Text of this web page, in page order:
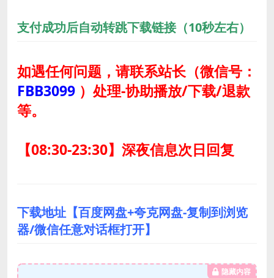
支付成功后自动转跳下载链接（10秒左右）
如遇任何问题，请联系站长（微信号：
FBB3099 ） 处理-协助播放/下载/退款
等。
【08:30-23:30】深夜信息次日回复
下载地址【百度网盘+夸克网盘-复制到浏览
器/微信任意对话框打开】
隐藏内容